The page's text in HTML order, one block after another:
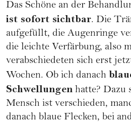
Das Schöne an der
ist sofort sichtbar. Die
aufgefüllt, die Augenringe
die leichte Verfärbung, also
verabschiedeten sich erst
Wochen. Ob ich danach
Schwellungen hatte? Dazu
Mensch ist verschieden,
danach blaue Flecken, bei